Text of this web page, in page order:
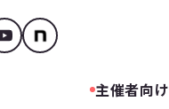
主催者向け